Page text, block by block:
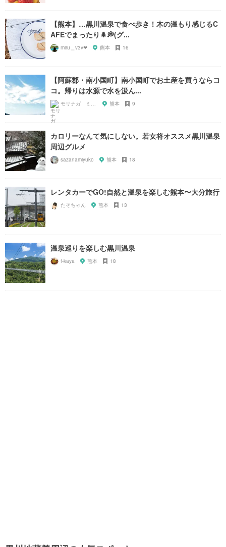
【熊本】…黒川温泉で食べ歩き！木の温もり感じるC
AFEでまったり🌲💭(グ...
miru＿v3v❤︎ 熊本 16
【阿蘇郡・南小国町】南小国町でお土産を買うならコ
コ。帰りは水源で水を汲ん...
熊本 9
カロリーなんて気にしない。若女将オススメ黒川温泉
周辺グルメ
sazanamiyuko 熊本 18
レンタカーでGO!自然と温泉を楽しむ熊本〜大分旅行
たそちゃん 熊本 13
温泉巡りを楽しむ黒川温泉
f-kaya 熊本 18